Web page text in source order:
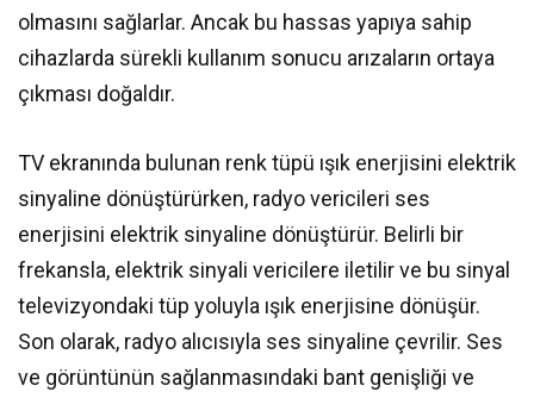
olmasını sağlarlar. Ancak bu hassas yapıya sahip
cihazlarda sürekli kullanım sonucu arızaların ortaya
çıkması doğaldır.
TV ekranında bulunan renk tüpü ışık enerjisini elektrik
sinyaline dönüştürürken, radyo vericileri ses
enerjisini elektrik sinyaline dönüştürür. Belirli bir
frekansla, elektrik sinyali vericilere iletilir ve bu sinyal
televizyondaki tüp yoluyla ışık enerjisine dönüşür.
Son olarak, radyo alıcısıyla ses sinyaline çevrilir. Ses
ve görüntünün sağlanmasındaki bant genişliği ve